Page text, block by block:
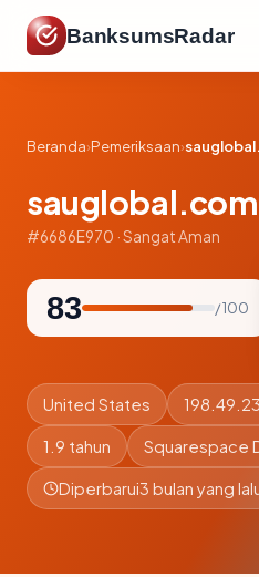
BanksumsRadar
Beranda›Pemeriksaan›
sauglobal.com
#6686E970 · Sangat Aman
83 / 100
United States
1.9 tahun Squarespace
Diperbarui3 bulan yang